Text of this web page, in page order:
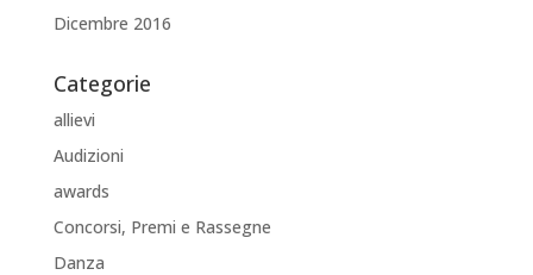
Dicembre 2016
Categorie
allievi
Audizioni
awards
Concorsi, Premi e Rassegne
Danza